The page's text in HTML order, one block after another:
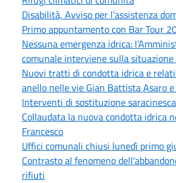
Disabilità, Avviso per l’assistenza
Primo appuntamento con Bar Tour
Nessuna emergenza idrica:
comunale interviene sulla
Nuovi tratti di condotta idrica e
anello nelle vie Gian Battista Asaro
Interventi di sostituzione
Collaudata la nuova condotta idrica
Francesco
Uffici comunali chiusi lunedì primo
Contrasto al fenomeno
rifiuti